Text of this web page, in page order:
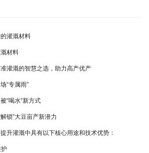
灌溉材料
材料
灌溉的智慧之选，助力高产优产
“专属雨”
“喝水”新方式
锁”大豆亩产新潜力
升灌溉中具有以下核心用途和技术优势：